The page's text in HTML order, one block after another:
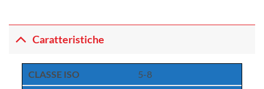
Caratteristiche
CLASSE ISO
5-8